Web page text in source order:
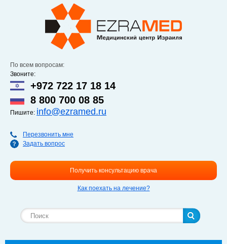
основному
содержанию
По всем вопросам:
Звоните:
+972 722 17 18 14
8 800 700 08 85
Пишите: info@ezramed.ru
Перезвонить мне
Задать вопрос
Получить консультацию врача
Как поехать на лечение?